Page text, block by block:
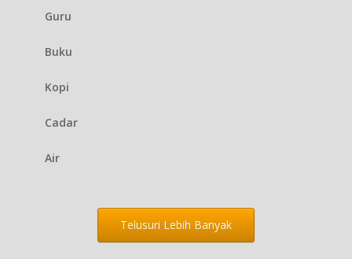
Guru
Buku
Kopi
Cadar
Air
Telusuri Lebih Banyak